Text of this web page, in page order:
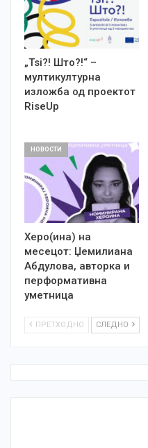
„Tsi?! Што?!“ –
мултикултурна
изложба од проектот
RiseUp
НОВОСТИ
Херо(ина) на
месецот: Џемилиана
Абдулова, авторка и
перформативна
уметница
ПРЕТХОДНО СЛЕДНО